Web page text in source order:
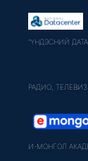
"ҮНДЭСНИЙ
РАДИО,
И-МОНГОЛ